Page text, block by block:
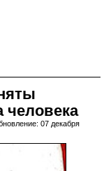
человека
07 декабря